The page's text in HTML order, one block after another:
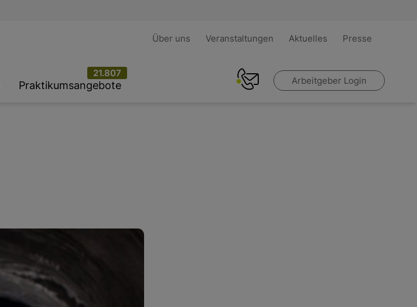
Über uns Veranstaltungen Aktuelles Presse
Praktikumsangebote
21.807
Arbeitgeber Login